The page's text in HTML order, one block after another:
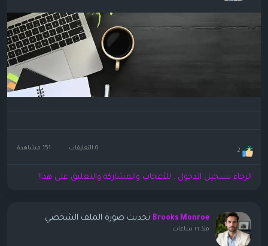
2 0 التعليقات
الرجاء تسجيل الدخول , للأعجاب والمشاركة والتعليق على هذا!
Brooks Monroe تحديث صورة الملف الشخصي
منذ ١٦ ساعات